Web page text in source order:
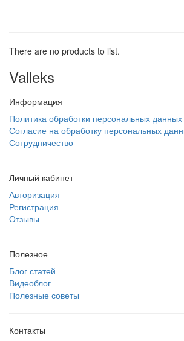
There are no products to list.
Valleks
Информация
Политика обработки персональных данных
Согласие на обработку персональных
Сотрудничество
Личный кабинет
Авторизация
Регистрация
Отзывы
Полезное
Блог статей
Видеоблог
Полезные советы
Контакты